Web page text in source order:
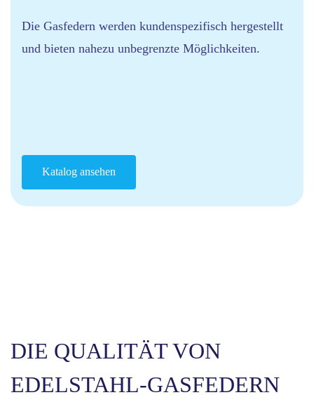
Die Gasfedern werden kundenspezifisch hergestellt
und bieten nahezu unbegrenzte Möglichkeiten.
Katalog ansehen
DIE QUALITÄT VON
EDELSTAHL-GASFEDERN